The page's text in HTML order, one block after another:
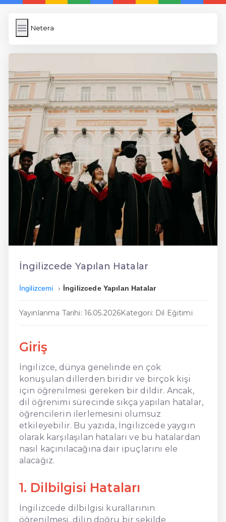
Netera
Netera
Dosya Yükleme
WP Cache
Anasayfa
5 Günde İngilizce
İngilizce
Dil Eğitimi
En Hızlı İngilizce
En Kolay İngilizce
En Ucuz İngilizce
En Uygun İngilizce
Hızlı İngilizce
İngilizcede Yapılan Hatalar
İngilizcemi İngilizcede Yapılan Hatalar
Yayınlanma Tarihi: 16.05.2026Kategori: Dil Eğitimi
Giriş
İngilizce, dünya genelinde en çok
konuşulan dillerden biridir ve birçok kişi
için öğrenilmesi gereken bir dildir. Ancak,
dil öğrenimi sürecinde sıkça yapılan hatalar,
öğrencilerin ilerlemesini olumsuz
etkileyebilir. Bu yazıda, İngilizcede yaygın
olarak karşılaşılan hataları ve bu hatalardan
nasıl kaçınılacağına dair ipuçlarını ele
alacağız.
1. Dilbilgisi Hataları
İngilizcede dilbilgisi kurallarının
öğrenilmesi, dilin doğru bir şekilde